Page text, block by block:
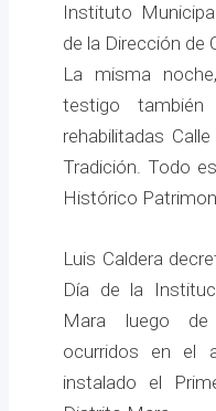
Instituto
de la Dirección de
La misma
testigo
rehabilitadas
Tradición. Todo
Histórico
Luis Caldera
Día de la
Mara luego
ocurridos en el
instalado el